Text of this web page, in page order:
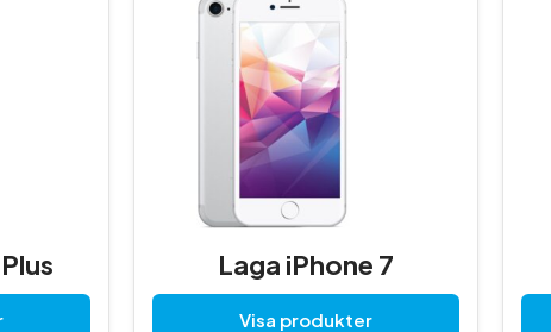
Laga iPhone 7
Visa produkter